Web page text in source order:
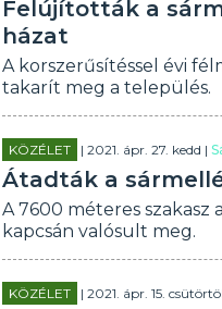
Felújították a
házat
A korszerűsítéssel évi
takarít meg a település.
KÖZÉLET | 2021. ápr. 27. kedd |
Átadták a
A 7600 méteres szakasz
kapcsán valósult meg.
KÖZÉLET | 2021. ápr. 15.